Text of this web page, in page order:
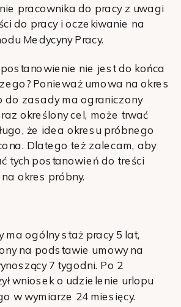
pracownika do pracy z uwagi
do pracy i oczekiwanie na
Medycyny Pracy.
nie jest do końca
Ponieważ umowa na okres
do zasady ma ograniczony
określony cel, może trwać
że idea okresu próbnego
Dlatego też zalecam, aby
tych postanowień do treści
okres próbny.
ma ogólny staż pracy 5 lat,
na podstawie umowy na
7 tygodni. Po 2
wniosek o udzielenie urlopu
w wymiarze 24 miesięcy.